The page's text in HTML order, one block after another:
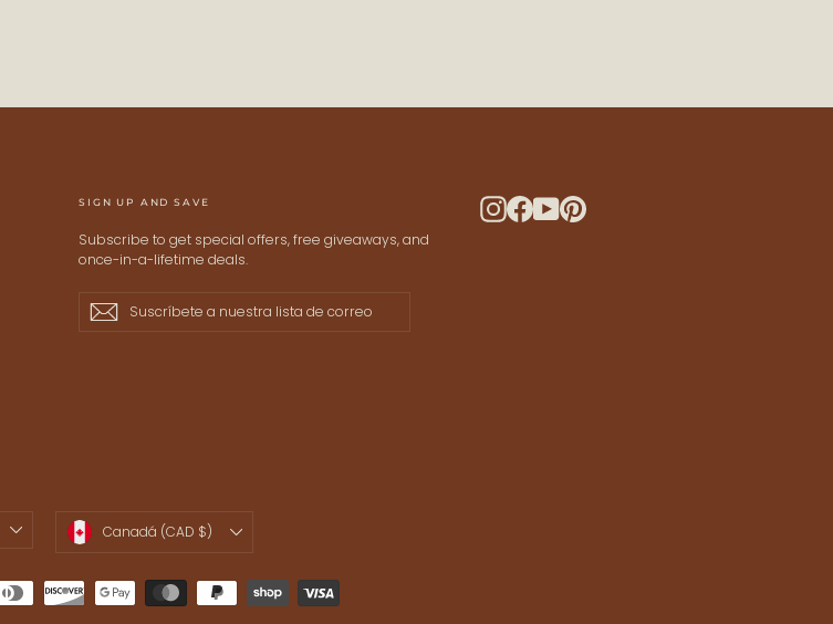
SIGN UP AND SAVE
Subscribe to get special offers, free giveaways, and
once-in-a-lifetime deals.
Suscríbete
SuscribirSuscribir
Instagram
Facebook
YouTubePinterest
MONEDA
Canadá (CAD $)